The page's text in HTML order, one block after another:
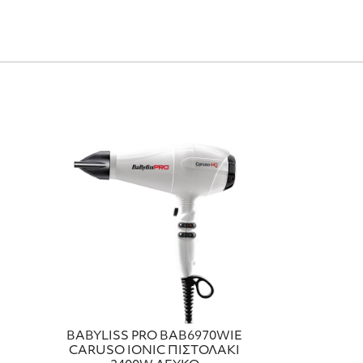
BABYLISS PRO BAB6970WIE
CARUSO IONIC ΠΙΣΤΟΛΑΚΙ